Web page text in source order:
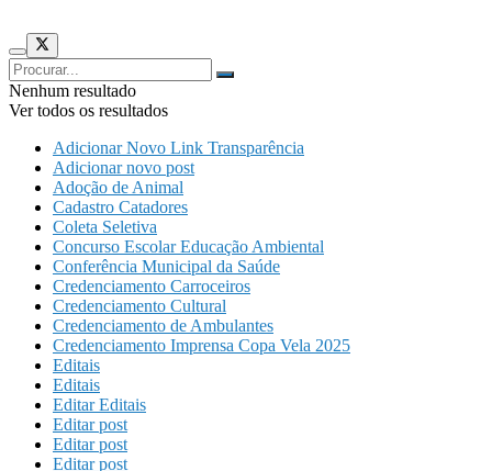
Nenhum resultado
Ver todos os resultados
Adicionar Novo Link Transparência
Adicionar novo post
Adoção de Animal
Cadastro Catadores
Coleta Seletiva
Concurso Escolar Educação Ambiental
Conferência Municipal da Saúde
Credenciamento Carroceiros
Credenciamento Cultural
Credenciamento de Ambulantes
Credenciamento Imprensa Copa Vela 2025
Editais
Editais
Editar Editais
Editar post
Editar post
Editar post